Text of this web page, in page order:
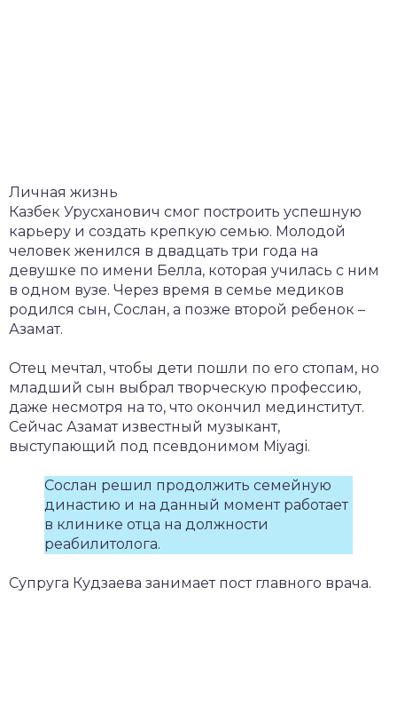
Личная жизнь
Казбек Урусханович смог построить успешную
карьеру и создать крепкую семью. Молодой
человек женился в двадцать три года на
девушке по имени Белла, которая училась с ним
в одном вузе. Через время в семье медиков
родился сын, Сослан, а позже второй ребенок –
Азамат.
Отец мечтал, чтобы дети пошли по его стопам, но
младший сын выбрал творческую профессию,
даже несмотря на то, что окончил мединститут.
Сейчас Азамат известный музыкант,
выступающий под псевдонимом Miyagi.
Сослан решил продолжить семейную
династию и на данный момент работает
в клинике отца на должности
реабилитолога.
Супруга Кудзаева занимает пост главного врача.